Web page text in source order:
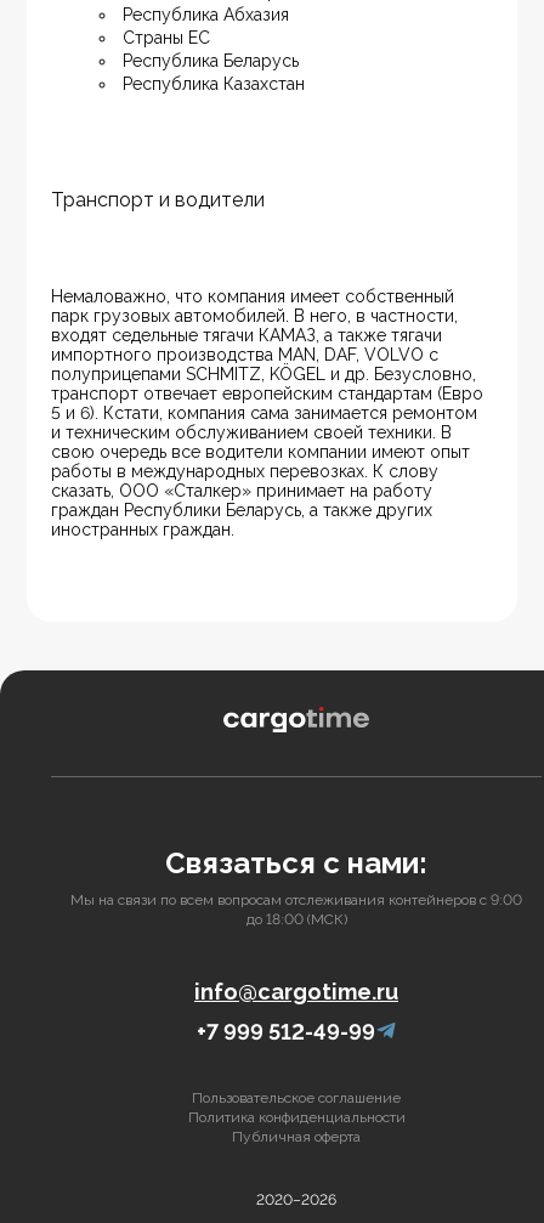
Республика Абхазия
Страны ЕС
Республика Беларусь
Республика Казахстан
Транспорт и водители
Немаловажно, что компания имеет собственный
парк грузовых автомобилей. В него, в частности,
входят седельные тягачи КАМАЗ, а также тягачи
импортного производства MAN, DAF, VOLVO с
полуприцепами SCHMITZ, KÖGEL и др. Безусловно,
транспорт отвечает европейским стандартам (Евро
5 и 6). Кстати, компания сама занимается ремонтом
и техническим обслуживанием своей техники. В
свою очередь все водители компании имеют опыт
работы в международных перевозках. К слову
сказать, ООО «Сталкер» принимает на работу
граждан Республики Беларусь, а также других
иностранных граждан.
Связаться с нами:
Мы на связи по всем вопросам отслеживания контейнеров с 9:00
до 18:00 (МСК)
info@cargotime.ru
+7 999 512-49-99
2020–2026
Пользовательское соглашение
Политика конфиденциальности
Публичная оферта